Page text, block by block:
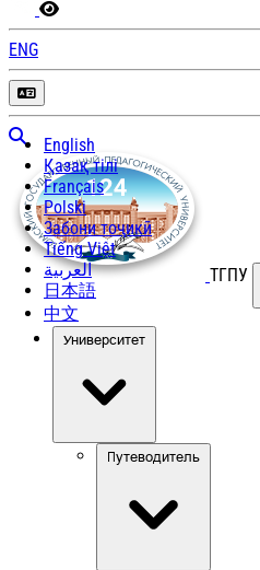
ENG
English
Қазақ тілі
Français
Polski
Забони тоҷикӣ
Tiếng Việt
العربية
日本語
中文
ТГПУ
Университет
Путеводитель